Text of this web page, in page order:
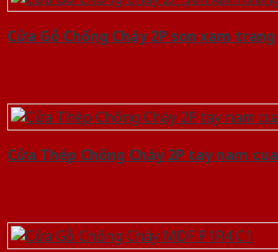
Cửa Gỗ Chống Cháy 2P son xam trang
Cửa Thép Chống Cháy 2P tay nam cua